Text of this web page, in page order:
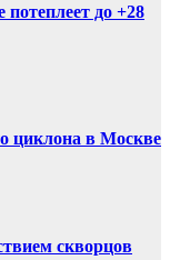
до +28
циклона в Москве
скворцов